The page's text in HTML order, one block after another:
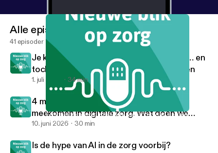
Eerst het Verpleegkundig Adviesgesprek, dan de zorg.
Nieuwe blik op zorg
Alle episoder
41 episoder
Je krijgt alles uitgelegd in het ziekenhuis… en
toch weet je daarna niet wat je moet doen
1. juli 2026 34 min
4 miljoen Nederlanders kunnen niet
meekomen in digitale zorg. Wat doen we
daaraan?
10. juni 2026 30 min
Is de hype van AI in de zorg voorbij?